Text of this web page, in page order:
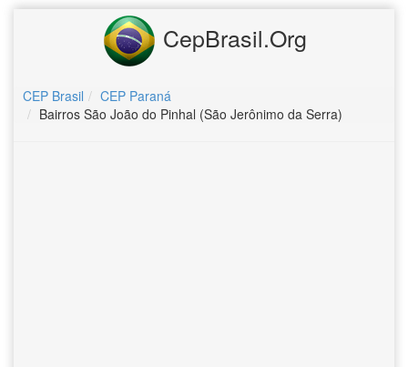
CepBrasil.Org
CEP Brasil
CEP Paraná
Bairros São João do Pinhal (São Jerônimo da Serra)